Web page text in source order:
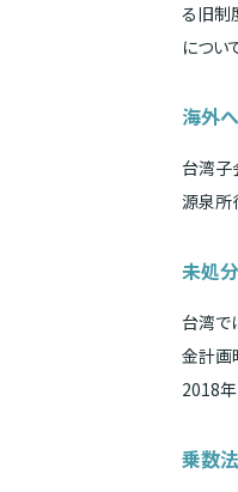
る旧制
につい
海外
台湾子
源泉所
未処
台湾で
金計画
2018年
乗数